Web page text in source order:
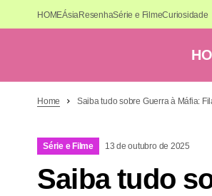
HOMEÁsiaResenhaSérie e FilmeCuriosidade
Home Saiba tudo sobre Guerra à Máfia:
Série e Filme 13 de outubro de 2025
Saiba tudo